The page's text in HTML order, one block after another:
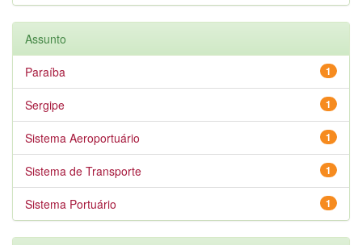
Assunto
1
Paraíba
1
Sergipe
1
Sistema Aeroportuário
1
Sistema de Transporte
1
Sistema Portuário